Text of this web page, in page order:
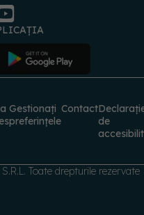
Gestionați
preferințele
Contact
de
Toate drepturile rezervate